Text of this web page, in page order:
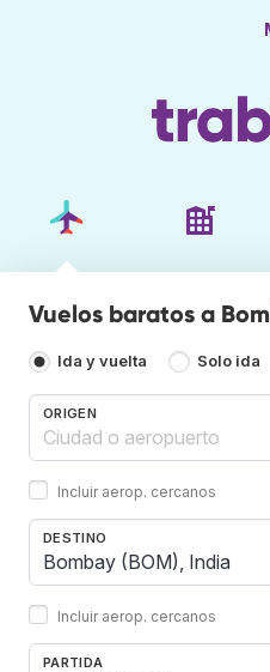
Vuelos baratos a
Ida y vuelta Solo ida
ORIGEN
Incluir aerop. cercanos
DESTINO
Incluir aerop. cercanos
PARTIDA